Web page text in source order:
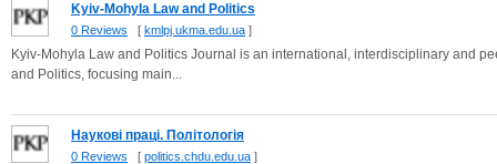
Kyiv-Mohyla Law and Politics
0 Reviews [ kmlpj.ukma.edu.ua ]
Kyiv-Mohyla Law and Politics Journal is an international, interdisciplinary and
and Politics, focusing main...
Наукові праці. Політологія
0 Reviews [ politics.chdu.edu.ua ]